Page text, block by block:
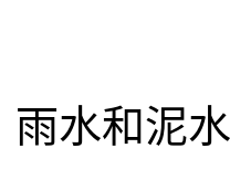
雨水和泥